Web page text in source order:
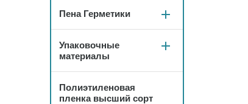
Пена Герметики
Упаковочные
материалы
Полиэтиленовая
пленка высший сорт